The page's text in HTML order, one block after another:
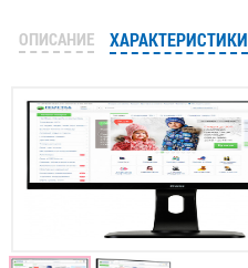
ОПИСАНИЕ ХАРАКТЕРИСТИКИ